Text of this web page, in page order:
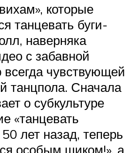
которые
танцевать буги-
наверняка
с забавной
чувствующей
танцпола. Сначала
о субкультуре
«танцевать
лет назад, теперь
особым шиком!», а